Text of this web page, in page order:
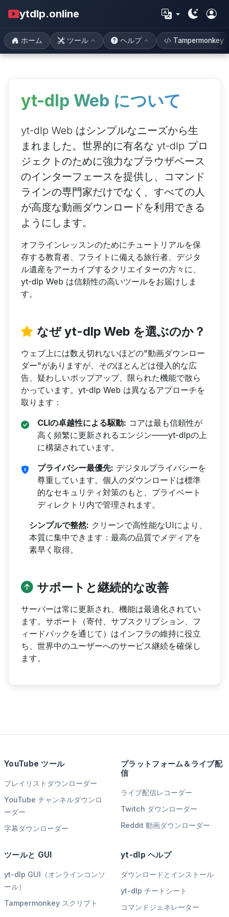
ytdlp.online
ホーム ツール ヘルプ Tampermonkey
yt-dlp Web について
yt-dlp Web はシンプルなニーズから生
まれました。世界的に有名な yt-dlp プロ
ジェクトのために強力なブラウザベース
のインターフェースを提供し、コマンド
ラインの専門家だけでなく、すべての人
が高度な動画ダウンロードを利用できる
ようにします。
オフラインレッスンのためにチュートリアルを保
存する教育者、フライトに備える旅行者、デジタ
ル遺産をアーカイブするクリエイターの方々に、
yt-dlp Web は信頼性の高いツールをお届けしま
す。
なぜ yt-dlp Web を選ぶのか？
ウェブ上には数え切れないほどの"動画ダウンロー
ダー"がありますが、そのほとんどは侵入的な広
告、疑わしいポップアップ、限られた機能で散ら
かっています。yt-dlp Web は異なるアプローチを
取ります：
CLIの卓越性による駆動: コアは最も信頼性が
高く頻繁に更新されるエンジン——yt-dlpの上
に構築されています。
プライバシー最優先: デジタルプライバシーを
尊重しています。個人のダウンロードは標準
的なセキュリティ対策のもと、プライベート
ディレクトリ内で管理されます。
シンプルで整然: クリーンで高性能なUIにより、
本質に集中できます：最高の品質でメディアを
素早く取得。
サポートと継続的な改善
サーバーは常に更新され、機能は最適化されてい
ます。サポート（寄付、サブスクリプション、フ
ィードバックを通じて）はインフラの維持に役立
ち、世界中のユーザーへのサービス継続を確保し
ます。
YouTube ツール
プレイリストダウンローダー
YouTube チャンネルダウンロ
ーダー
字幕ダウンローダー
プラットフォーム＆ライブ配
信
ライブ配信レコーダー
Twitch ダウンローダー
Reddit 動画ダウンローダー
ツールと GUI
yt-dlp GUI（オンラインコンソ
ール）
Tampermonkey スクリプト
yt-dlp ヘルプ
ダウンロードとインストール
yt-dlp チートシート
コマンドジェネレーター